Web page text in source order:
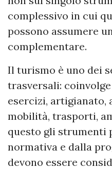
complessivo in cui
possono assumere
complementare.
Il turismo è uno dei
trasversali:
esercizi, artigianato,
mobilità, trasporti,
questo gli strumenti
normativa e dalla
devono essere